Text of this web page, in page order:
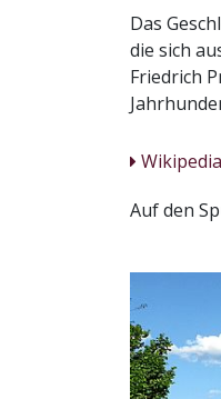
Das
die sich
Friedrich
Wikipedia
Auf den